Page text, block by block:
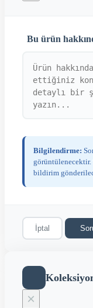
Bu ürün
Bilgilendirme:
görüntülenecektir.
bildirim
İptal
×